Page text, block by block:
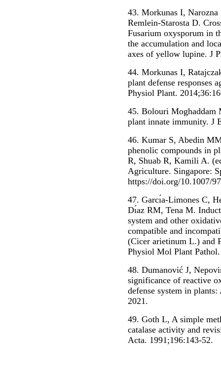
43. Morkunas I,
Remlein-Starosta D.
Fusarium oxysporum in
the accumulation and
axes of yellow lupine. J
44. Morkunas I,
plant defense responses
Physiol Plant.
45. Bolouri Moghaddam
plant innate immunity. J
46. Kumar S, Abedin
phenolic compounds in
R, Shuab R, Kamili A.
Agriculture. Singapore:
https://doi.org/10.1007/
47. Garcı́a-Limones C,
Dı́az RM, Tena M.
system and other
compatible and
(Cicer arietinum L.) and
Physiol Mol Plant
48. Dumanović J,
significance of reactive
defense system in
2021.
49. Goth L, A simple
catalase activity and
Acta. 1991;196:143-52.